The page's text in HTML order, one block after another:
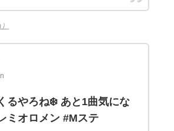
るやろね❄️ あと1曲気にな
ミオロメン #Mステ